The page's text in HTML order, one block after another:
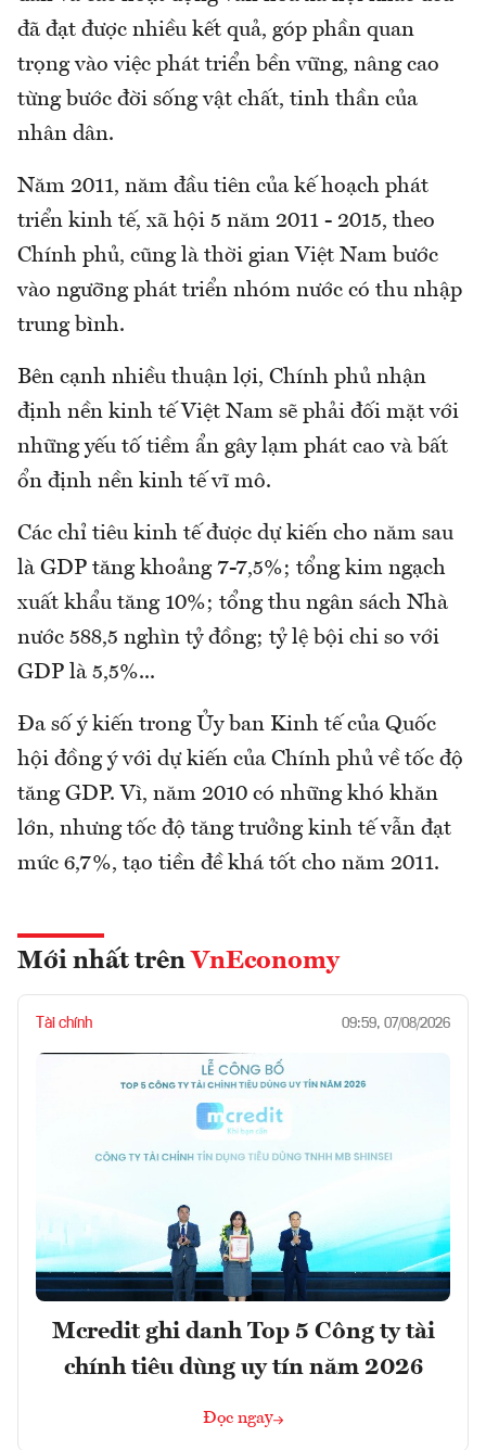
đã đạt được nhiều kết quả, góp phần quan
trọng vào việc phát triển bền vững, nâng cao
từng bước đời sống vật chất, tinh thần của
nhân dân.
Năm 2011, năm đầu tiên của kế hoạch phát
triển kinh tế, xã hội 5 năm 2011 - 2015, theo
Chính phủ, cũng là thời gian Việt Nam bước
vào ngưỡng phát triển nhóm nước có thu nhập
trung bình.
Bên cạnh nhiều thuận lợi, Chính phủ nhận
định nền kinh tế Việt Nam sẽ phải đối mặt với
những yếu tố tiềm ẩn gây lạm phát cao và bất
ổn định nền kinh tế vĩ mô.
Các chỉ tiêu kinh tế được dự kiến cho năm sau
là GDP tăng khoảng 7-7,5%; tổng kim ngạch
xuất khẩu tăng 10%; tổng thu ngân sách Nhà
nước 588,5 nghìn tỷ đồng; tỷ lệ bội chi so với
GDP là 5,5%...
Đa số ý kiến trong Ủy ban Kinh tế của Quốc
hội đồng ý với dự kiến của Chính phủ về tốc độ
tăng GDP. Vì, năm 2010 có những khó khăn
lớn, nhưng tốc độ tăng trưởng kinh tế vẫn đạt
mức 6,7%, tạo tiền đề khá tốt cho năm 2011.
Mới nhất trên VnEconomy
Tài chính 09:59, 07/08/2026
Mcredit ghi danh Top 5 Công ty tài
chính tiêu dùng uy tín năm 2026
Đọc ngay